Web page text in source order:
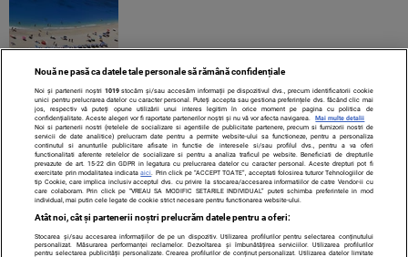
1 2 3 4 »
Contact Despre noi Termeni și condiții
Nouă ne pasă ca datele tale personale să rămână confidențiale
Noi și partenerii noștri 1019stocăm și/sau accesăm informații pe dispozitivul dvs., precum identificatorii cookie
unici pentru prelucrarea datelor cu caracter personal. Puteți accepta sau gestiona preferințele dvs. făcând clic mai
jos, respectiv vă puteți opune utilizării unui interes legitim în orice moment pe pagina cu politica de
confidențialitate. Aceste alegeri vor fi raportate partenerilor noștri și nu vă vor afecta navigarea.
Mai multe detalii
Noi si partenerii nostri (retelele de socializare si agentiile de publicitate partenere, precum si furnizorii nostri de
servicii de date analitice) prelucram date pentru a permite website-ului sa functioneze, pentru a personaliza
continutul si anunturile publicitare afisate in functie de interesele si/sau profilul dvs., pentru a va oferi
functionalitati aferente retelelor de socializare si pentru a analiza traficul pe website. Beneficiati de drepturile
prevazute de art. 15-22 din GDPR in legatura cu prelucrarea datelor cu caracter personal. Aceste drepturi pot fi
exercitate prin modalitatea indicataaici . Prin click pe “ACCEPT TOATE”, acceptati folosirea tuturor Tehnologiilor de
tip Cookie, care implica inclusiv acceptul dvs. cu privire la stocarea/accesarea informatiilor de catre Vendor-ii cu
care colaboram. Prin click pe “VREAU SA MODIFIC SETARILE INDIVIDUAL” puteti schimba preferintele in mod
individual, mai putin cele legate de cookie strict necesare pentru functionarea website-ului.
Atât noi, cât și partenerii noștri prelucrăm datele pentru a oferi:
Stocarea și/sau accesarea informațiilor de pe un dispozitiv. Utilizarea profilurilor pentru selectarea conținutului
personalizat. Măsurarea performanței reclamelor. Dezvoltarea și îmbunătățirea serviciilor. Utilizarea profilurilor
pentru selectarea publicității personalizate. Crearea profilurilor de conținut personalizat. Utilizarea datelor limitate